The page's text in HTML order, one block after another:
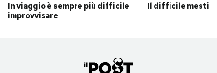
In viaggio è sempre più difficile
improvvisare
Il difficile